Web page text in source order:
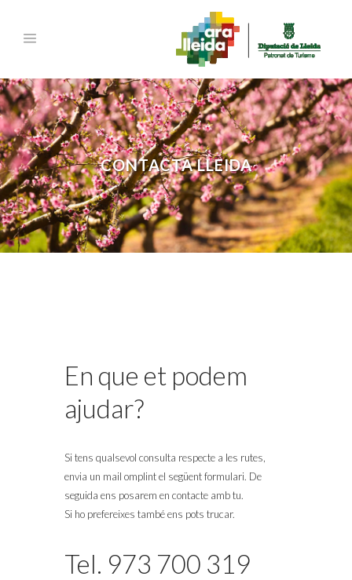
CONTACTA LLEIDA
En que et podem
ajudar?
Si tens qualsevol consulta respecte a les rutes,
envia un mail omplint el següent formulari. De
seguida ens posarem en contacte amb tu.
Si ho prefereixes també ens pots trucar.
Tel. 973 700 319